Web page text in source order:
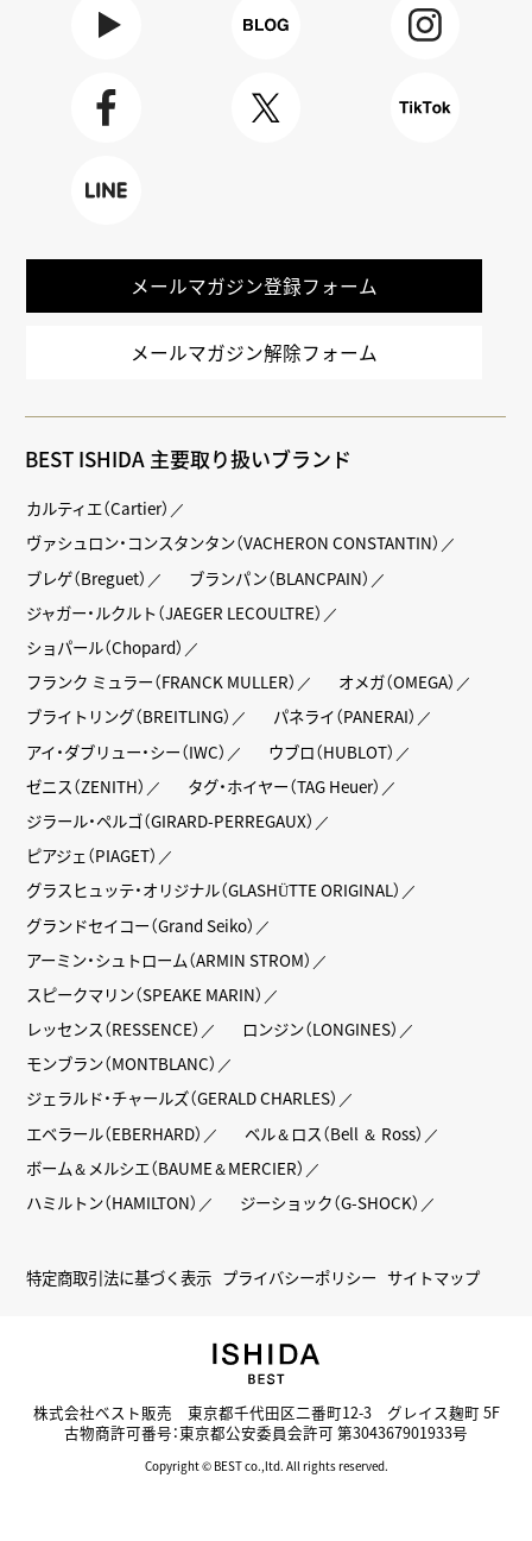
メールマガジン登録フォーム
メールマガジン解除フォーム
BEST ISHIDA 主要取り扱いブランド
カルティエ（Cartier）
ヴァシュロン・コンスタンタン（VACHERON CONSTANTIN）
ブレゲ（Breguet）
ブランパン（BLANCPAIN）
ジャガー・ルクルト（JAEGER LECOULTRE）
ショパール（Chopard）
フランク ミュラー（FRANCK MULLER）
オメガ（OMEGA）
ブライトリング（BREITLING）
パネライ（PANERAI）
アイ・ダブリュー・シー（IWC）
ウブロ（HUBLOT）
ゼニス（ZENITH）
タグ・ホイヤー（TAG Heuer）
ジラール・ペルゴ（GIRARD-PERREGAUX）
ピアジェ（PIAGET）
グラスヒュッテ・オリジナル（GLASHÜTTE ORIGINAL）
グランドセイコー（Grand Seiko）
アーミン・シュトローム（ARMIN STROM）
スピークマリン（SPEAKE MARIN）
レッセンス（RESSENCE）
ロンジン（LONGINES）
モンブラン（MONTBLANC）
ジェラルド・チャールズ（GERALD CHARLES）
エベラール（EBERHARD）
ベル＆ロス（Bell ＆ Ross）
ボーム＆メルシエ（BAUME＆MERCIER）
ハミルトン（HAMILTON）
ジーショック（G-SHOCK）
特定商取引法に基づく表示 プライバシーポリシー サイトマップ
株式会社ベスト販売 東京都千代田区二番町12-3 グレイス麹町 5F
古物商許可番号：東京都公安委員会許可 第304367901933号
Copyright © BEST co.,ltd. All rights reserved.